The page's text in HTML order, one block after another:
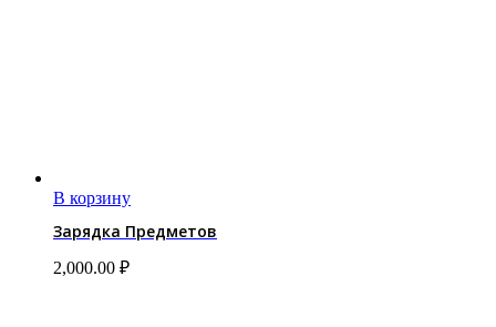
В корзину
Зарядка Предметов
2,000.00 ₽